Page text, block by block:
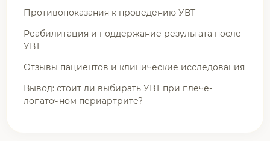
Противопоказания к проведению УВТ
Реабилитация и поддержание результата после
УВТ
Отзывы пациентов и клинические исследования
Вывод: стоит ли выбирать УВТ при плече-
лопаточном периартрите?